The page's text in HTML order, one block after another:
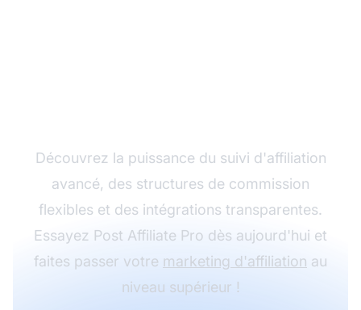
Découvrez la puissance du suivi d'affiliation
avancé, des structures de commission
flexibles et des intégrations transparentes.
Essayez Post Affiliate Pro dès aujourd'hui et
faites passer votre marketing d'affiliation au
niveau supérieur !